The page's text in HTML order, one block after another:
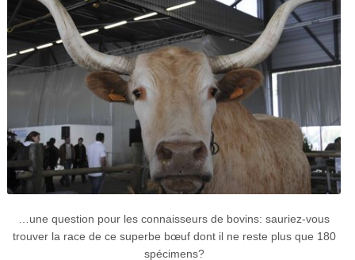
…une question pour les connaisseurs de bovins: sauriez-vous
trouver la race de ce superbe bœuf dont il ne reste plus que 180
spécimens?